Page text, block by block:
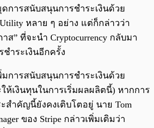
การสนับสนุนการชำระเงินด้วย
หลาย ๆ อย่าง แต่ก็กล่าวว่า
ส” ที่จะนำ Cryptocurrency กลับมา
ชำระเงินอีกครั้ง
มการสนับสนุนการชำระเงินด้วย
ให้เงินทุนในการเริ่มผลผลิตนี้) หากการ
สำคัญนี้ยังคงเติบโตอยู่ นาย Tom
ของ Stripe กล่าวเพิ่มเติมว่า